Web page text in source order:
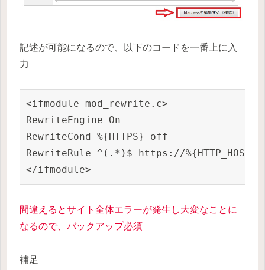
記述が可能になるので、以下のコードを一番上に入
力
<ifmodule mod_rewrite.c>
RewriteEngine On
RewriteCond %{HTTPS} off
RewriteRule ^(.*)$ https://
間違えるとサイト全体エラーが発生し大変なことに
なるので、バックアップ必須
補足